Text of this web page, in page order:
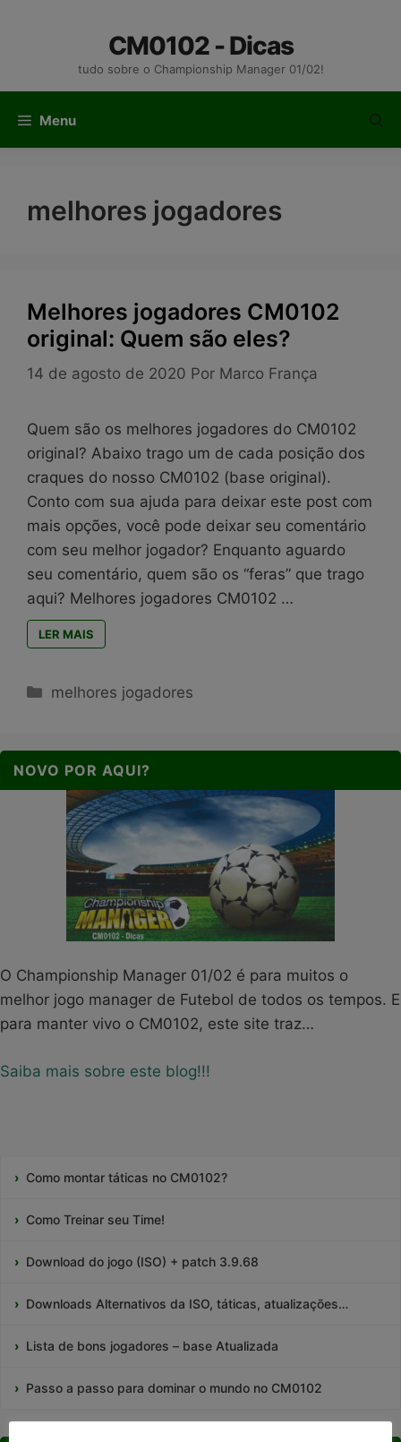
CM0102 - Dicas
tudo sobre o Championship Manager 01/02!
Menu
melhores jogadores
Melhores jogadores CM0102
original: Quem são eles?
14 de agosto de 2020 Por Marco França
Quem são os melhores jogadores do CM0102
original? Abaixo trago um de cada posição dos
craques do nosso CM0102 (base original).
Conto com sua ajuda para deixar este post com
mais opções, você pode deixar seu comentário
com seu melhor jogador? Enquanto aguardo
seu comentário, quem são os “feras” que trago
aqui? Melhores jogadores CM0102 …
LER MAIS
Categorias
melhores jogadores
NOVO POR AQUI?
O Championship Manager 01/02 é para muitos o
melhor jogo manager de Futebol de todos os tempos. E
para manter vivo o CM0102, este site traz…
Saiba mais sobre este blog!!!
Como montar táticas no CM0102?
Como Treinar seu Time!
Download do jogo (ISO) + patch 3.9.68
Downloads Alternativos da ISO, táticas, atualizações…
Lista de bons jogadores – base Atualizada
Passo a passo para dominar o mundo no CM0102